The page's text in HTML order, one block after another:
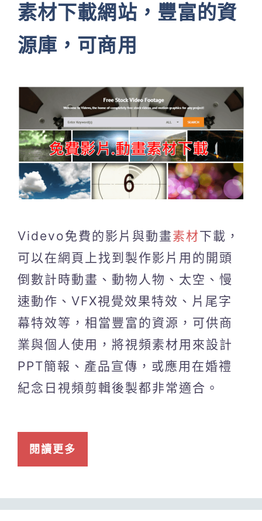
素材下載網站，豐富的資
源庫，可商用
Videvo免費的影片與動畫素材下載，
可以在網頁上找到製作影片用的開頭
倒數計時動畫、動物人物、太空、慢
速動作、VFX視覺效果特效、片尾字
幕特效等，相當豐富的資源，可供商
業與個人使用，將視頻素材用來設計
PPT簡報、產品宣傳，或應用在婚禮
紀念日視頻剪輯後製都非常適合。
閱讀更多